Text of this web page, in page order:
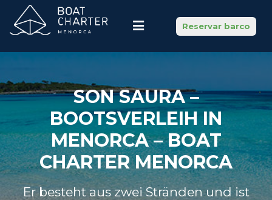
Reservar barco
SON SAURA –
BOOTSVERLEIH IN
MENORCA – BOAT
CHARTER MENORCA
Er besteht aus zwei Stränden und ist